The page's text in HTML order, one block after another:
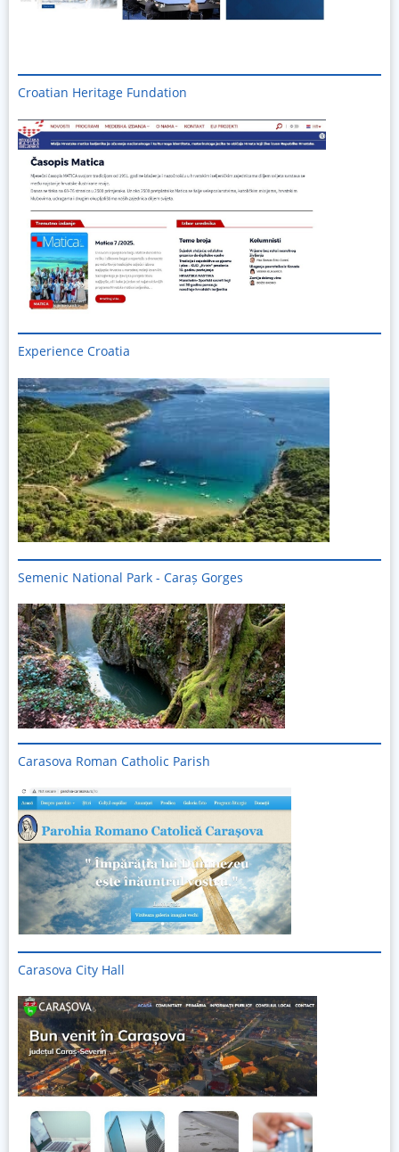
Croatian Heritage Fundation
Experience Croatia
Semenic National Park - Caraș Gorges
Imagine
Carasova Roman Catholic Parish
Carasova City Hall